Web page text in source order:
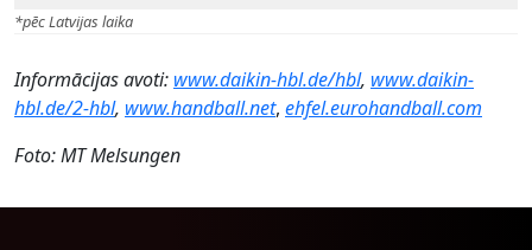
*pēc Latvijas laika
Informācijas avoti: www.daikin-hbl.de/hbl, www.daikin-
hbl.de/2-hbl, www.handball.net, ehfel.eurohandball.com
Foto: MT Melsungen